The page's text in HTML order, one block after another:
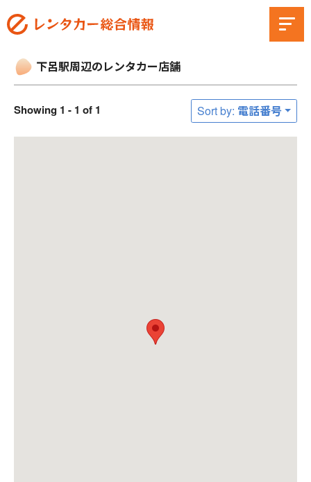
下呂駅周辺のレンタカー店舗
Showing 1 - 1 of 1 Sort by: 電話番号